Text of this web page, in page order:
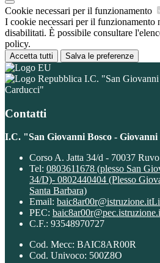
Cookie necessari per il funzionamento
I cookie necessari per il funzionamento
disabilitati. È possibile consultare
policy.
Accetta tutti Salva le preferenze
I.C. "San
Carducci"
Contatti
I.C. "San Giovanni Bosco -
Corso A. Jatta 34/d - 70037
Tel: 0803611678 (plesso San
34/D)- 0802440404 (Plesso
Santa Barbara)
Email: baic8ar00r@istruzione.it
PEC:
C.F.: 93548970727
Cod. Mecc: BAIC8AR00R
Cod. Univoco: 500Z8O